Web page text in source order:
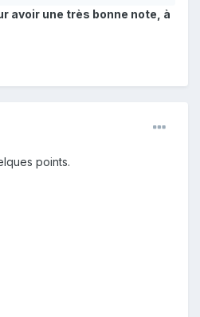
avoir une très bonne note, à
points.